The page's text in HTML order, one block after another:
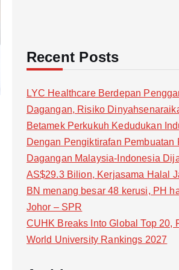
Recent Posts
LYC Healthcare Berdepan
Dagangan, Risiko
Betamek Perkukuh Kedudukan
Dengan Pengiktirafan Pembuatan
Dagangan Malaysia-Indonesia
AS$29.3 Bilion, Kerjasama Halal
BN menang besar 48 kerusi, PH
Johor – SPR
CUHK Breaks Into Global Top 20,
World University Rankings 2027